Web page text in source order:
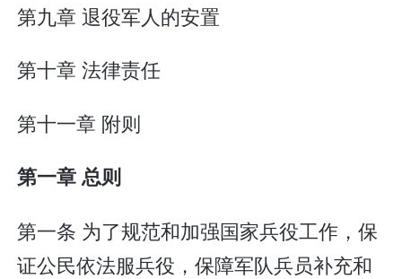
第九章 退役军人的安置
第十章 法律责任
第十一章 附则
第一章 总则
第一条 为了规范和加强国家兵役工作，保
证公民依法服兵役，保障军队兵员补充和